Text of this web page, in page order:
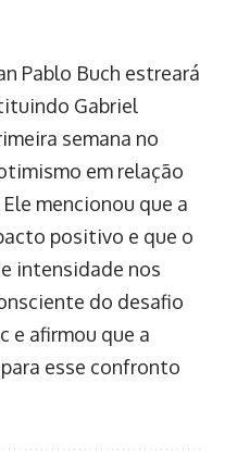
Pablo Buch estreará
Gabriel
semana no
em relação
mencionou que a
positivo e que o
intensidade nos
do desafio
e afirmou que a
esse confronto